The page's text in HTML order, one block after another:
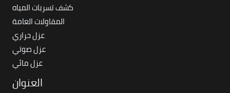
كشف تسربات المياه
المقاولات العامة
عزل حراري
عزل صوتي
عزل مائي
العنوان